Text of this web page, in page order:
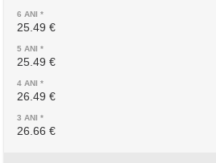
25.49 €
25.49 €
26.49 €
26.66 €